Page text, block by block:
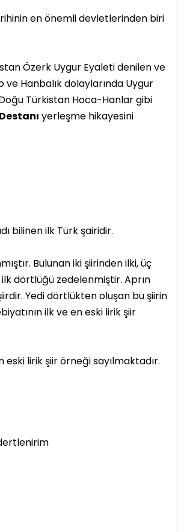
en önemli devletlerinden biri
Özerk Uygur Eyaleti denilen ve
ve Hanbalık dolaylarında Uygur
Doğu Türkistan Hoca-Hanlar gibi
yerleşme hikayesini
bilinen ilk Türk şairidir.
Bulunan iki şiirinden ilki, üç
dörtlüğü zedelenmiştir. Aprın
Yedi dörtlükten oluşan bu şiirin
ilk ve en eski lirik şiir
eski lirik şiir örneği sayılmaktadır.